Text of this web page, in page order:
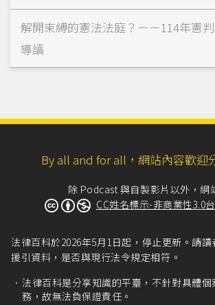
解開束縛的憲法法庭？－－114年憲
導讀
By all and for all，網站內容歡迎
除 Podcast 與自製影片以外，網
CC姓名標示-非商業性3.0
法律百科於2026年5月1日起，停止更新。請
援引資料，是否與現行法令規定相符。
法律百科是分享知識的平臺，不針對具體
務，故無法負保證責任。